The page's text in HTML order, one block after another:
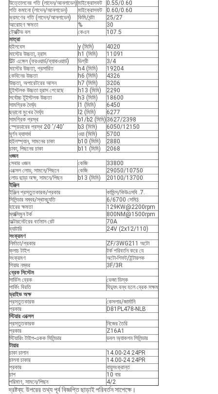
উত্তোলনের গতি (লাদেন/আনলাডেন)মাইক্রোসফট
0.55/0.60
গতি কমানো (লাদেন/আনলাডেন)
মাইক্রোসফট
0.60/0.60
ভ্রমণের গতি (লাদেন/আনলাডেন)
কিমি/ঘন্টা
25/27
আরোহণ ক্ষমতা
%
30
ট্রেক্টিভ বল
কেএন
107.5
মাত্রা
হুইলবেস
y (মিমি)
4020
মাস্টের উচ্চতা, হ্রাস
h1 (মিমি)
11091
টিল্ট এঙ্গেল (ফরওয়ার্ড/ব্যাকওয়ার্ড)
ডিগ্রী
3/4
মাস্টের উচ্চতা, প্রসারিত
h4 (মিমি)
19204
কেবিনের উচ্চতা
h6 (মিমি)
4326
উচ্চতা, অপারেটরের আসন
h7 (মিমি)
3206
টুইস্টলক উচ্চতা হ্রাস পেয়েছে
h13 (মিমি)
2290
সর্বোচ্চ টুইস্টলক উচ্চতা
h3 (মিমি)
18600
সামগ্রিক দৈর্ঘ্য
l1 (মিমি)
6450
ছড়ানো মুখের দৈর্ঘ্য
l2 (মিমি)
6277
সামগ্রিক প্রস্থ
b1/b2 (মিমি) 3627/2398
স্প্রেডারের প্রস্থ 20 '/40'
b3 (মিমি)
6050/12150
ঘূর্ণন ব্যাসার্ধ
ওয়া (মিমি)
5700
হুইলস্প্যান, সামনের চাকা
b10 (মিমি)
2880
চাকা, পিছনের চাকা
b11 (মিমি)
2068
ওজন
সেবার ওজন
কেজি
33800
এক্সেল লোড, সামনে/পিছনে
কেজি
29050/10750
লোড ছাড়া অক্ষ, সামনে/পিছন
b13 (মিমি)
20100/13700
ইঞ্জিন
ইঞ্জিন প্রস্তুতকারক/প্রকার
কামিন্স/কিউএসবি .7.
সিলিন্ডার নম্বর/স্থানচ্যুতি
6/6700 সেমি3
হারের ক্ষমতা
129KW@2200rpm
ম্যাক্সিমুন টর্ক
800NM@1500rpm
অল্টারনেটরের বর্তমান রেট
70A
ব্যাটারি
24V (2x12/110)
সংক্রমণ
নির্মাতা/প্রকার
ZF/3WG211 অটো
ক্লাচ টাইপ
টর্ক পরিবর্তন করে যে
সংক্রমণ
অটো-শিফট/ইন্টারলক
গিয়ার নম্বর
3F/3R
ব্রেক সিস্টেম
সার্ভিস ব্রেক
ভেজা ডিস্ক
পার্কিং বিরতি
বিদ্যুৎ বন্ধ হলে ব্রেক সক্ষম
ড্রাইভ অক্ষ
প্রস্তুতকারক
কেসলার/জার্মানি
প্রকার
D81PL478-NLB
স্টিয়ার এক্সেল
প্রস্তুতকারক
নিজের তৈরি
প্রকার
Z16A1
স্টিয়ারিং টাইপ-একক সিলিন্ডার
ডবল অ্যাকশন সিলিন্ডার
টায়ার
চাকা চালান
14.00-24 24PR
চালনা চাকার
14.00-24 24PR
প্রকার
বায়ুসংক্রান্ত
চাপ
10 বার
পরিমাণ, সামনে/পিছন
4/2
দ্রষ্টব্য: উপরের তথ্য পূর্ব বিজ্ঞপ্তি ছাড়াই পরিবর্তন সাপেক্ষে।